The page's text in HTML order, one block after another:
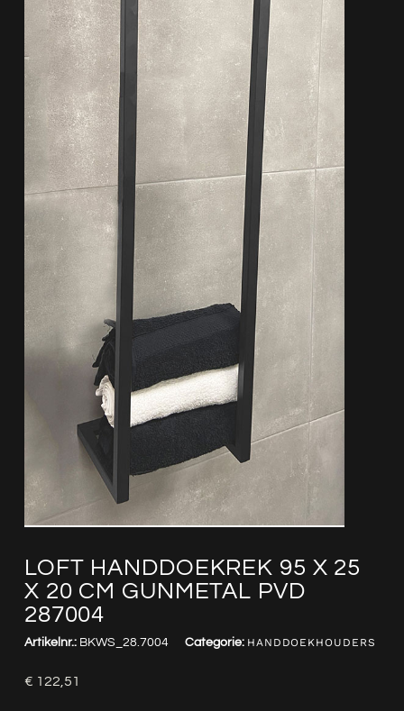
LOFT HANDDOEKREK 95 X 25
X 20 CM GUNMETAL PVD
287004
Artikelnr.: BKWS_28.7004 Categorie: HANDDOEKHOUDERS
€ 122,51